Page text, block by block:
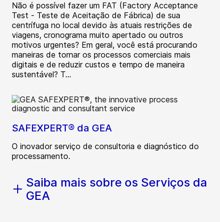
Não é possível fazer um FAT (Factory Acceptance
Test - Teste de Aceitação de Fábrica) de sua
centrífuga no local devido às atuais restrições de
viagens, cronograma muito apertado ou outros
motivos urgentes? Em geral, você está procurando
maneiras de tornar os processos comerciais mais
digitais e de reduzir custos e tempo de maneira
sustentável? T...
SAFEXPERT® da GEA
O inovador serviço de consultoria e diagnóstico do
processamento.
Saiba mais sobre os Serviços da
GEA